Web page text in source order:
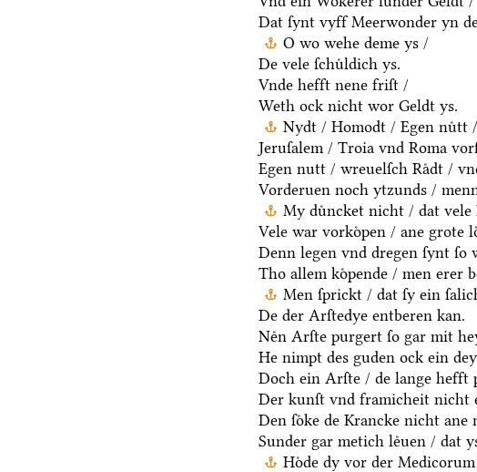
Dat ſynt vyff Meerwonder yn
O wo wehe deme ys /
De vele ſchuͤldich ys.
Vnde hefft nene friſt /
Weth ock nicht wor Geldt ys.
Nydt / Homodt / Egen nuͤtt
Jeruſalem / Troia vnd Roma
Egen nutt / wreuelſch Raͤdt /
Vorderuen noch ytzunds /
My duͤncket nicht / dat vele
Vele war vorkoͤpen / ane grote
Denn legen vnd dregen ſynt ſo
Tho allem koͤpende / men erer
Men ſprickt / dat ſy ein
De der Arſtedye entberen kan.
Neͤn Arſte purgert ſo gar mit
He nimpt des guden ock ein
Doch ein Arſte / de lange hefft
Der kunſt vnd framicheit nicht
Den ſoͤke de Krancke nicht ane
Sunder gar metich leͤuen / dat
Hoͤde dy vor der